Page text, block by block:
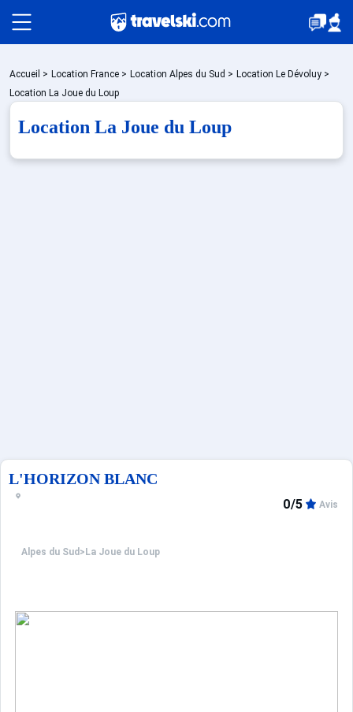
Packages
🚆Train de nuit
Accueil > Location France > Location Alpes du Sud > Location Le Dévoluy >
Location La Joue du Loup
Location La Joue du Loup
L'HORIZON BLANC
Alpes du Sud > La Joue du Loup
0/5 Avis